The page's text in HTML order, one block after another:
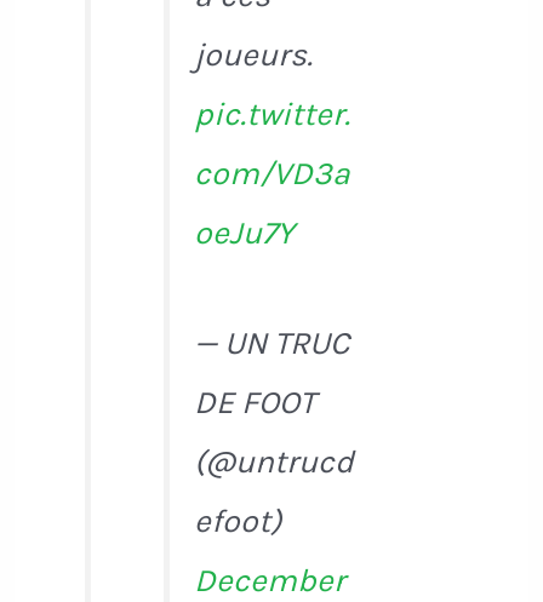
joueurs.
pic.twitter.
com/VD3a
oeJu7Y
— UN TRUC
DE FOOT
(@untrucd
efoot)
December